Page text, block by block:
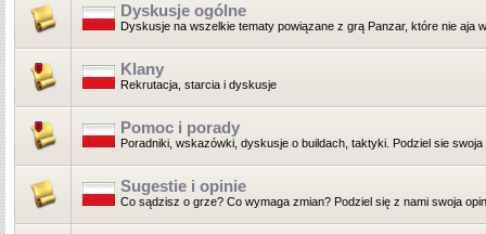
Dyskusje ogólne
Dyskusje na wszelkie tematy powiązane z grą Panzar, które nie aja
Klany
Rekrutacja, starcia i dyskusje
Pomoc i porady
Poradniki, wskazówki, dyskusje o buildach, taktyki. Podziel sie swoja
Sugestie i opinie
Co sądzisz o grze? Co wymaga zmian? Podziel się z nami swoja